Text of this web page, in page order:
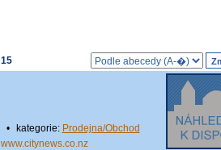
15
• kategorie: Prodejna/Obchod
www.citynews.co.nz